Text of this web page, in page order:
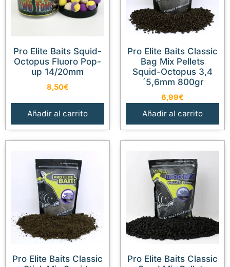
Pro Elite Baits Squid-
Octopus Fluoro Pop-
up 14/20mm
8,50€
Añadir al carrito
Pro Elite Baits Classic
Bag Mix Pellets
Squid-Octopus 3,4
´5,6mm 800gr
6,99€
Añadir al carrito
Pro Elite Baits Classic
Pro Elite Baits Classic